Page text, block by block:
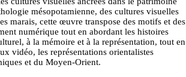
mésopotamienne, des cultures visuelles
marais, cette œuvre transpose des motifs et des
numérique tout en abordant les histoires
à la mémoire et à la représentation, tout en
vidéo, les représentations orientalistes
et du Moyen-Orient.